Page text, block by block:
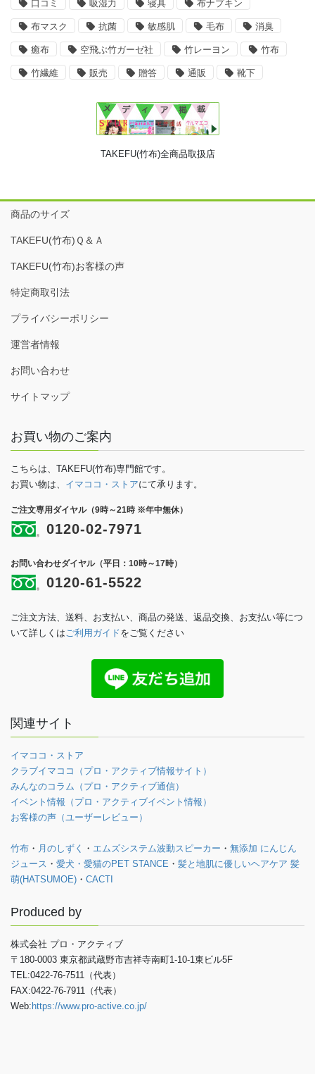
口コミ 吸湿力 寝具 布ナプキン
布マスク 抗菌 敏感肌 毛布 消臭
癒布 空飛ぶ竹ガーゼ社 竹レーヨン 竹布
竹繊維 販売 贈答 通販 靴下
TAKEFU(竹布)全商品取扱店
商品のサイズ
TAKEFU(竹布)Ｑ＆Ａ
TAKEFU(竹布)お客様の声
特定商取引法
プライバシーポリシー
運営者情報
お問い合わせ
サイトマップ
お買い物のご案内
こちらは、TAKEFU(竹布)専門館です。
お買い物は、 イマココ・ストアにて承ります。
ご注文専用ダイヤル（9時～21時 ※年中無休）
0120-02-7971
お問い合わせダイヤル（平日：10時～17時）
0120-61-5522
ご注文方法、送料、お支払い、商品の発送、返品交換、お支払い等につ
いて詳しくは ご利用ガイドをご覧ください
関連サイト
イマココ・ストア
クラブイマココ（プロ・アクティブ情報サイト）
みんなのコラム（プロ・アクティブ通信）
イベント情報（プロ・アクティブイベント情報）
お客様の声（ユーザーレビュー）
竹布 ・ 月のしずく ・ エムズシステム波動スピーカー ・ 無添加 にんじん
ジュース ・ 愛犬・愛猫のPET STANCE ・ 髪と地肌に優しいヘアケア 髪
萌(HATSUMOE) ・ CACTI
Produced by
株式会社 プロ・アクティブ
〒180-0003 東京都武蔵野市吉祥寺南町1-10-1東ビル5F
TEL:0422-76-7511（代表）
FAX:0422-76-7911（代表）
Web:https://www.pro-active.co.jp/